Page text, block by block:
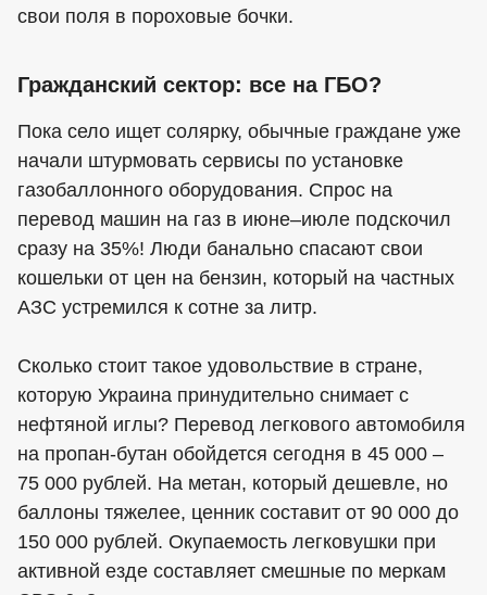
свои поля в пороховые бочки.
Гражданский сектор: все на ГБО?
Пока село ищет солярку, обычные граждане уже
начали штурмовать сервисы по установке
газобаллонного оборудования. Спрос на
перевод машин на газ в июне–июле подскочил
сразу на 35%! Люди банально спасают свои
кошельки от цен на бензин, который на частных
АЗС устремился к сотне за литр.
Сколько стоит такое удовольствие в стране,
которую Украина принудительно снимает с
нефтяной иглы? Перевод легкового автомобиля
на пропан-бутан обойдется сегодня в 45 000 –
75 000 рублей. На метан, который дешевле, но
баллоны тяжелее, ценник составит от 90 000 до
150 000 рублей. Окупаемость легковушки при
активной езде составляет смешные по меркам